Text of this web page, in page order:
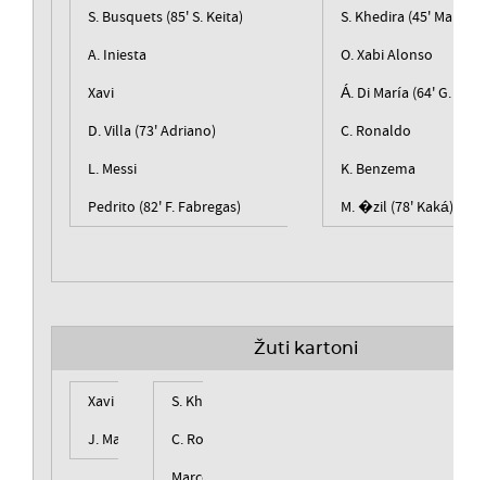
S. Busquets (85' S. Keita)
A. Iniesta
Xavi
D. Villa (73' Adriano)
L. Messi
Pedrito (82' F. Fabregas)
S. Khedira (45'
O. Xabi Alonso
Á. Di María (64' G.
C. Ronaldo
K. Benzema
M. �zil (78' Kaká)
Žuti kartoni
Xavi
J. Mascherano
S. Khedira
C. Ronaldo